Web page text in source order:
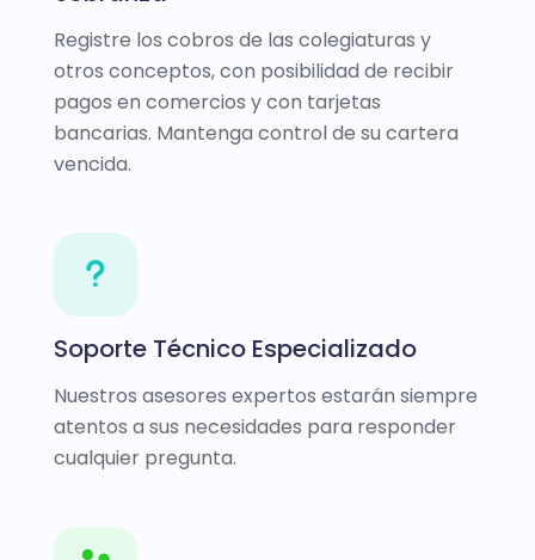
Registre los cobros de las colegiaturas y
otros conceptos, con posibilidad de recibir
pagos en comercios y con tarjetas
bancarias. Mantenga control de su cartera
vencida.
Soporte Técnico Especializado
Nuestros asesores expertos estarán siempre
atentos a sus necesidades para responder
cualquier pregunta.